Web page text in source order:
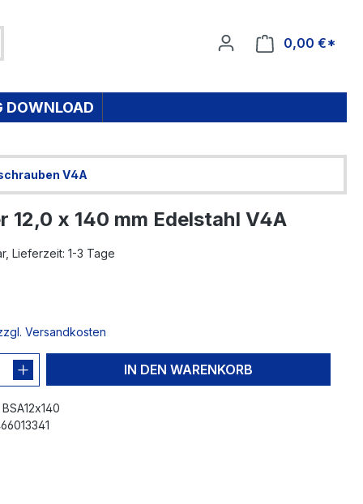
0,00 €*
DOWNLOAD
V4A
12,0 x 140 mm Edelstahl V4A
Lieferzeit: 1-3 Tage
Versandkosten
IN DEN WARENKORB
BSA12x140